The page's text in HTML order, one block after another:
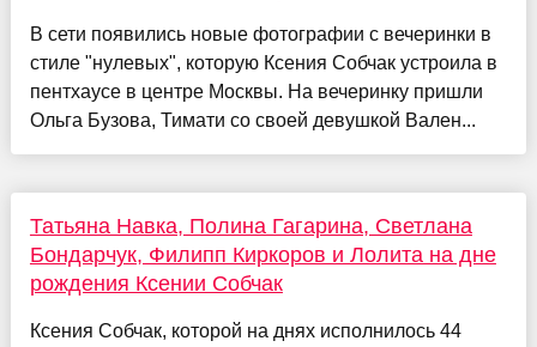
В сети появились новые фотографии с вечеринки в
стиле "нулевых", которую Ксения Собчак устроила в
пентхаусе в центре Москвы. На вечеринку пришли
Ольга Бузова, Тимати со своей девушкой Вален...
Татьяна Навка, Полина Гагарина, Светлана
Бондарчук, Филипп Киркоров и Лолита на дне
рождения Ксении Собчак
Ксения Собчак, которой на днях исполнилось 44